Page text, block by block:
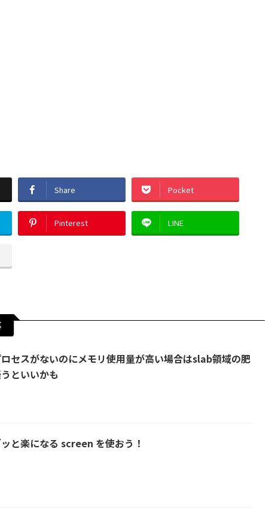
Share Pocket
Pinterest LINE
セスがないのにメモリ使用量が高い場合はslab領域の肥
といいかも
と楽になる screen を使おう！